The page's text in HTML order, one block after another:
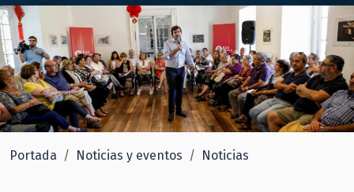
Portada Noticias y eventos Noticias